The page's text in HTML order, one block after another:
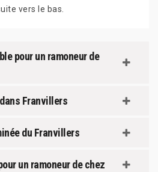
vers le bas.
pour un ramoneur de
Franvillers
du Franvillers
un ramoneur de chez